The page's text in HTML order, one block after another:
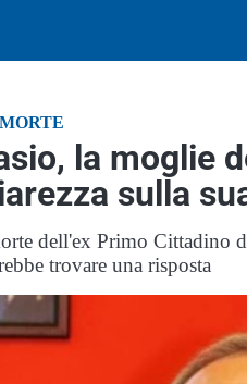
la moglie
sulla
dell'ex Primo Cittadino
trovare una risposta